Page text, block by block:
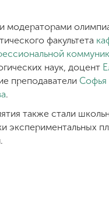
модераторами
факультета
наук, доцент
преподаватели Софья
.
также стали
экспериментальных